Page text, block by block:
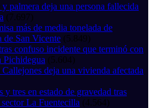
palmera deja una persona fallecida
(7.697)
más de media tonelada de
de San Vicente (5.849)
confuso incidente que terminó con
Pichidegua (5.604)
deja una vivienda afectada
y tres en estado de gravedad tras
La Fuentecilla (4.564)